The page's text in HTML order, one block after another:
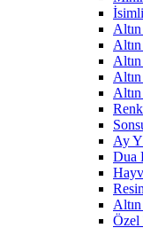
Ay
Dua
Özel